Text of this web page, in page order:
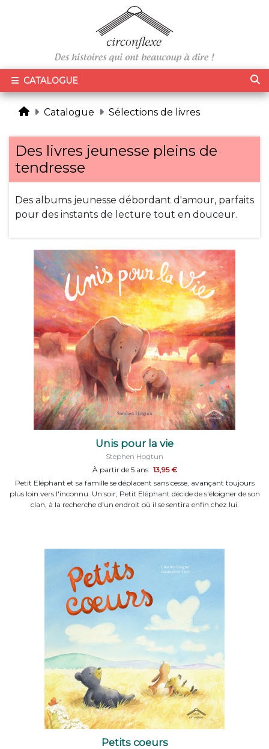
CATALOGUE
Catalogue Sélections de livres
Des livres jeunesse pleins de
tendresse
Des albums jeunesse débordant d'amour, parfaits
pour des instants de lecture tout en douceur.
Unis pour la vie
Stephen Hogtun
À partir de 5 ans 13,95 €
Petit Eléphant et sa famille se déplacent sans cesse, avançant toujours
plus loin vers l'inconnu. Un soir, Petit Eléphant décide de s'éloigner de son
clan, à la recherche d'un endroit où il se sentira enfin chez lui.
Petits coeurs